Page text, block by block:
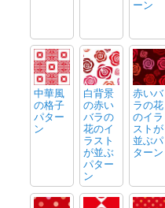
ーン
中華風
の格子
パター
ン
白背景
の赤い
バラの
花のイ
ラスト
が並ぶ
パター
ン
赤いバ
ラの花
のイラ
ストが
並ぶパ
ターン